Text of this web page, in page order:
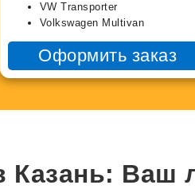
VW Transporter
Volkswagen Multivan
Оформить заказ
Казань: Ваш